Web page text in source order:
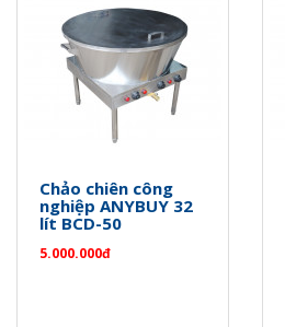
Chảo chiên công
nghiệp ANYBUY 32
lít BCD-50
5.000.000đ